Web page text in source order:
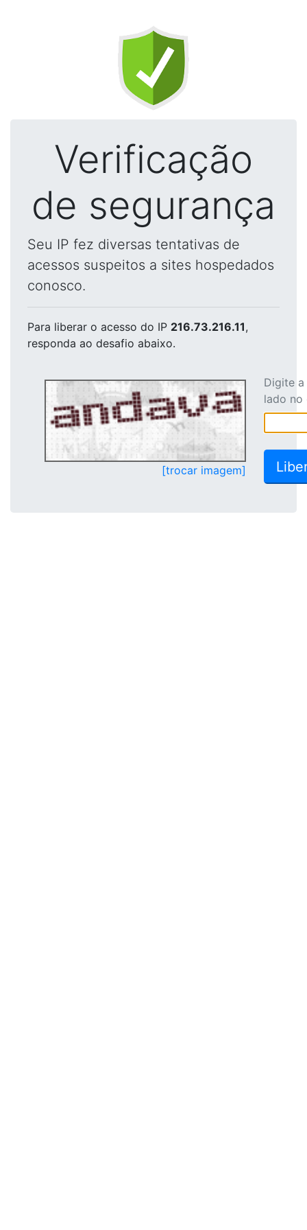
Verificação
de segurança
Seu IP fez diversas tentativas de
acessos suspeitos a sites hospedados
conosco.
Para liberar o acesso do IP 216.73.216.11,
responda ao desafio abaixo.
[trocar imagem]
Digite
lado no